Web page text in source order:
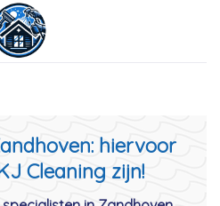
hiervoor
Cleaning zijn!